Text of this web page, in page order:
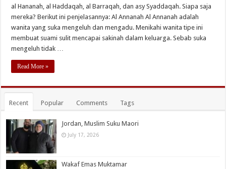
al Hananah, al Haddaqah, al Barraqah, dan asy Syaddaqah. Siapa saja
mereka? Berikut ini penjelasannya: Al Annanah Al Annanah adalah
wanita yang suka mengeluh dan mengadu. Menikahi wanita tipe ini
membuat suami sulit mencapai sakinah dalam keluarga. Sebab suka
mengeluh tidak …
Read More »
Recent Popular Comments Tags
Jordan, Muslim Suku Maori
July 17, 2026
Wakaf Emas Muktamar